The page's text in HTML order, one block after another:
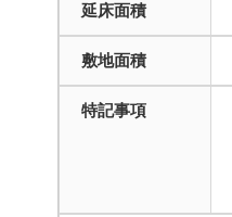
延床面積
敷地面積
特記事項